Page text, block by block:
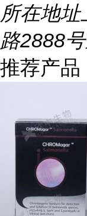
所在地址
路2888
推荐产品